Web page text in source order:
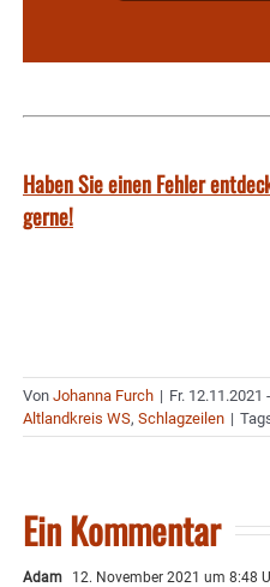
Haben Sie einen Fehler
gerne!
Von Johanna Furch | Fr. 12.11.2021
Altlandkreis WS, Schlagzeilen |
Ein Kommentar
Adam 12. November 2021 um 8:48